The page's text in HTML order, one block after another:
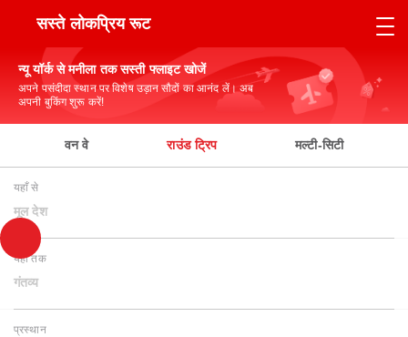
सस्ते लोकप्रिय रूट
न्यू यॉर्क से मनीला तक सस्ती फ्लाइट खोजें
अपने पसंदीदा स्थान पर विशेष उड़ान सौदों का आनंद लें। अब
अपनी बुकिंग शुरू करें!
वन वे राउंड ट्रिप मल्टी-सिटी
यहाँ से
मूल देश
यहाँ तक
गंतव्य
प्रस्थान